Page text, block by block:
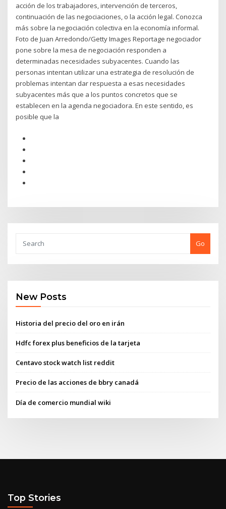
acción de los trabajadores, intervención de terceros,
continuación de las negociaciones, o la acción legal. Conozca
más sobre la negociación colectiva en la economía informal.
Foto de Juan Arredondo/Getty Images Reportage negociador
pone sobre la mesa de negociación responden a
determinadas necesidades subyacentes. Cuando las
personas intentan utilizar una estrategia de resolución de
problemas intentan dar respuesta a esas necesidades
subyacentes más que a los puntos concretos que se
establecen en la agenda negociadora. En este sentido, es
posible que la
Go
New Posts
Historia del precio del oro en irán
Hdfc forex plus beneficios de la tarjeta
Centavo stock watch list reddit
Precio de las acciones de bbry canadá
Día de comercio mundial wiki
Top Stories